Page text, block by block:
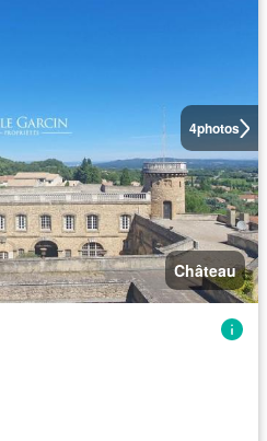
4photos
Château